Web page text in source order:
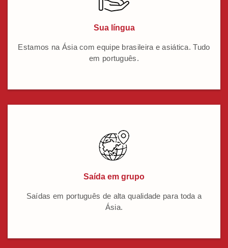
Sua língua
Estamos na Ásia com equipe brasileira e asiática. Tudo
em português.
Saída em grupo
Saídas em português de alta qualidade para toda a
Ásia.